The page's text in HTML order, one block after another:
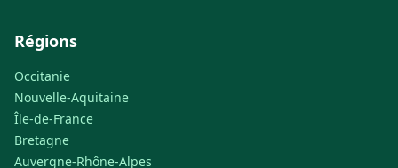
Régions
Occitanie
Nouvelle-Aquitaine
Île-de-France
Bretagne
Auvergne-Rhône-Alpes